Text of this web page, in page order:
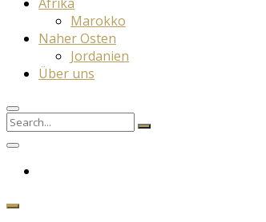
Marokko
Naher Osten
Jordanien
Über uns
Search
Search